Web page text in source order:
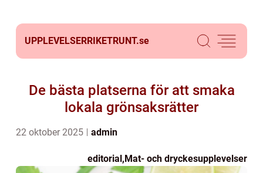
UPPLEVELSERRIKETRUNT.se
De bästa platserna för att smaka
lokala grönsaksrätter
22 oktober 2025 admin
editorial,Mat- och dryckesupplevelser